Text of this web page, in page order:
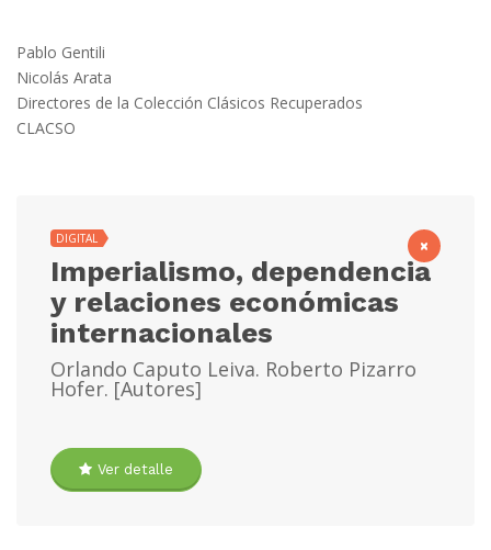
Pablo Gentili
Nicolás Arata
Directores de la Colección Clásicos Recuperados
CLACSO
×
DIGITAL
Imperialismo, dependencia
y relaciones económicas
internacionales
Orlando Caputo Leiva. Roberto Pizarro
Hofer. [Autores]
Ver detalle